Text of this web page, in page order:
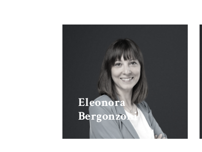
Eleonora
Bergonzoni